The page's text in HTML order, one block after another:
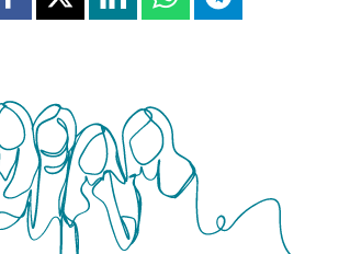
Jaa Facebookissa
Jaa X:ssäJaa Linkedinissä
Jaa Whatsappissa
Jaa Telegramissa